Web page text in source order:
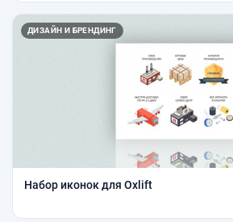
ДИЗАЙН И БРЕНДИНГ
Набор иконок для Oxlift